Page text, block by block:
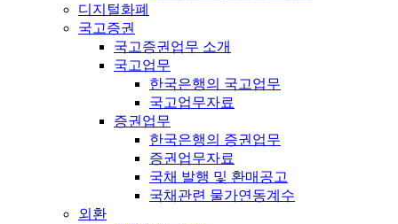
디지털화폐
국고증권
국고증권업무 소개
국고업무
한국은행의 국고업무
국고업무자료
증권업무
한국은행의 증권업무
증권업무자료
국채 발행 및 환매공고
국채관련 물가연동계수
외환